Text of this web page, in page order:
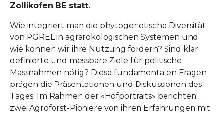
Zollikofen BE statt.
Wie integriert man die phytogenetische Diversität
von PGREL in agrarökologischen Systemen und
wie können wir ihre Nutzung fördern? Sind klar
definierte und messbare Ziele für politische
Massnahmen nötig? Diese fundamentalen Fragen
prägen die Präsentationen und Diskussionen des
Tages. Im Rahmen der «Hofportraits» berichten
zwei Agroforst-Pioniere von ihren Erfahrungen mit